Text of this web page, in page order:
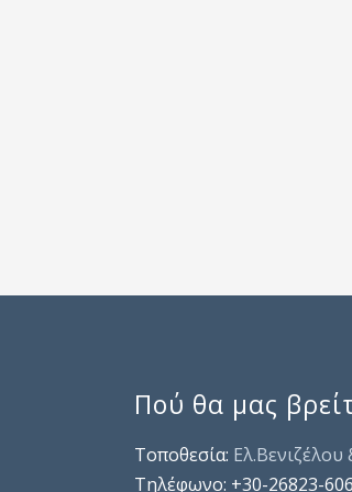
Πού θα μας
Τοποθεσία:
Τηλέφωνo: +30-26823-